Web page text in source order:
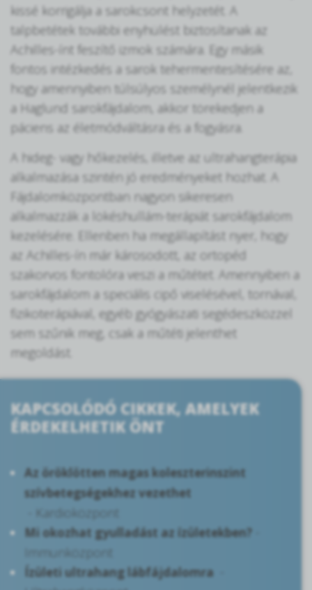
kissé korrigálja a sarokcsont helyzetét. A
talpbetétek további enyhülést biztosítanak az
Achilles-ínt feszítő izmok számára. Egy másik
fontos intézkedés a sarok tehermentesítésére az,
hogy amennyiben túlsúlyos személynél jelentkezik
a Haglund sarokfájdalom, akkor törekedjen a
páciens az életmódváltásra és a fogyásra.
A hideg- vagy hőkezelés, illetve az ultrahangterápia
alkalmazása szintén jó eredményeket hozhat. A
Fájdalomközpontban nagyon sikeresen
alkalmazzák a lökéshullám-terápiát sarokfájdalom
kezelésére. Ellenben ha megállapítást nyer, hogy
az Achilles-ín már károsodott, az ortopéd
szakorvos fontolóra veszi a műtétet. Amennyiben a
sarokfájdalom a speciális cipő viselésével, tornával,
fizikoterápiával, egyéb gyógyászati segédeszközzel
sem szűnik meg, csak a műtéti jelenthet
megoldást.
KAPCSOLÓDÓ CIKKEK, AMELYEK
ÉRDEKELHETIK ÖNT
Az öröklötten magas koleszterinszint
szívbetegségekhez vezethet
- Kardioközpont
Mi okozhat gyulladást az ízületekben?
Immunközpont
Ízületi ultrahang lábfájdalomra